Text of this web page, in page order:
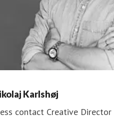
Karlshøj
contact Creative Director